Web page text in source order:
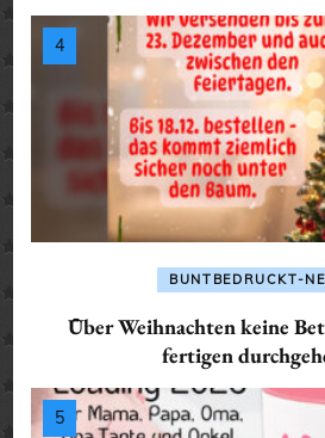
BUNTBEDRUCKT-
Über Weihnachten keine
fertigen